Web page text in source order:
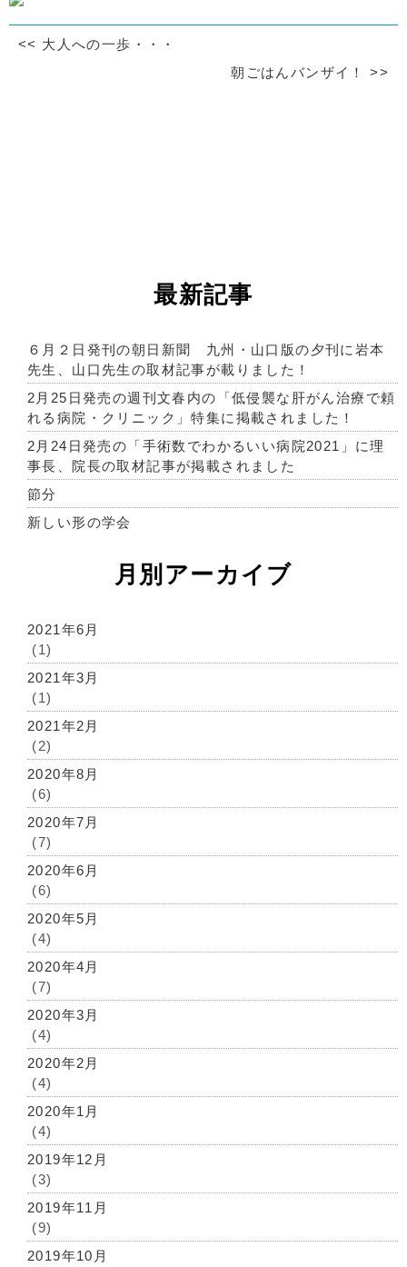
<< 大人への一歩・・・
朝ごはんバンザイ！>>
最新記事
６月２日発刊の朝日新聞 九州・山口版の夕刊に岩本
先生、山口先生の取材記事が載りました！
2月25日発売の週刊文春内の「低侵襲な肝がん治療で頼
れる病院・クリニック」特集に掲載されました！
2月24日発売の「手術数でわかるいい病院2021」に理
事長、院長の取材記事が掲載されました
節分
新しい形の学会
月別アーカイブ
2021年6月
(1)
2021年3月
(1)
2021年2月
(2)
2020年8月
(6)
2020年7月
(7)
2020年6月
(6)
2020年5月
(4)
2020年4月
(7)
2020年3月
(4)
2020年2月
(4)
2020年1月
(4)
2019年12月
(3)
2019年11月
(9)
2019年10月